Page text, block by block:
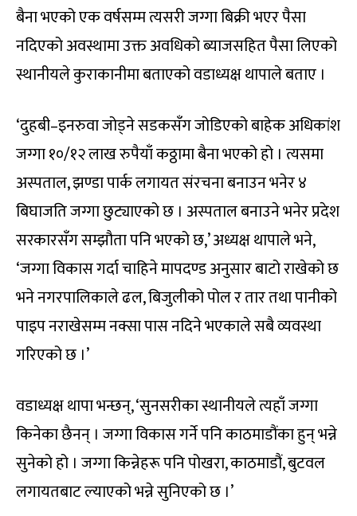
बैना भएको एक वर्षसम्म त्यसरी जग्गा बिक्री भएर पैसा
नदिएको अवस्थामा उक्त अवधिको ब्याजसहित पैसा लिएको
स्थानीयले कुराकानीमा बताएको वडाध्यक्ष थापाले बताए ।
‘दुहबी–इनरुवा जोड्ने सडकसँग जोडिएको बाहेक अधिकांश
जग्गा १०/१२ लाख रुपैयाँ कठ्ठामा बैना भएको हो । त्यसमा
अस्पताल, झण्डा पार्क लगायत संरचना बनाउन भनेर ४
बिघाजति जग्गा छुट्याएको छ । अस्पताल बनाउने भनेर प्रदेश
सरकारसँग सम्झौता पनि भएको छ,’ अध्यक्ष थापाले भने,
‘जग्गा विकास गर्दा चाहिने मापदण्ड अनुसार बाटो राखेको छ
भने नगरपालिकाले ढल, बिजुलीको पोल र तार तथा पानीको
पाइप नराखेसम्म नक्सा पास नदिने भएकाले सबै व्यवस्था
गरिएको छ ।’
वडाध्यक्ष थापा भन्छन्, ‘सुनसरीका स्थानीयले त्यहाँ जग्गा
किनेका छैनन् । जग्गा विकास गर्ने पनि काठमाडौंका हुन् भन्ने
सुनेको हो । जग्गा किन्नेहरू पनि पोखरा, काठमाडौं, बुटवल
लगायतबाट ल्याएको भन्ने सुनिएको छ ।’